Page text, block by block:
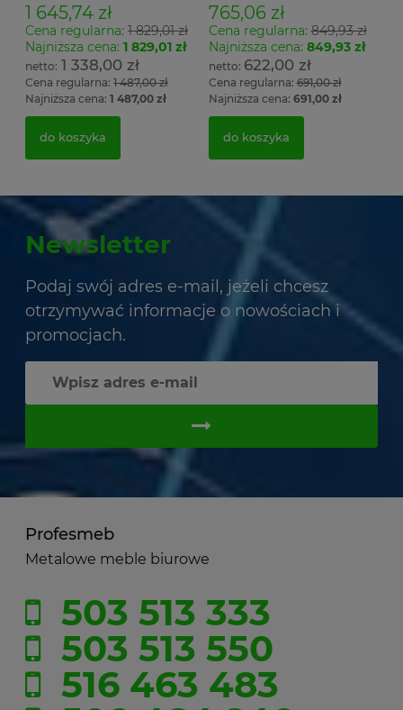
1 645,74 zł
Cena regularna: 1 829,01 zł
Najniższa cena: 1 829,01 zł
1 338,00 zł
Cena regularna: 1 487,00 zł
Najniższa cena: 1 487,00 zł
do koszyka
765,06 zł
Cena regularna:849,93 zł
Najniższa cena: 849,93 zł
622,00 zł
Cena regularna:691,00 zł
Najniższa cena: 691,00 zł
do koszyka
Newsletter
Podaj swój adres e-mail, jeżeli chcesz
otrzymywać informacje o nowościach i
promocjach.
Profesmeb
Metalowe meble biurowe
503 513 333
503 513 550
516 463 483